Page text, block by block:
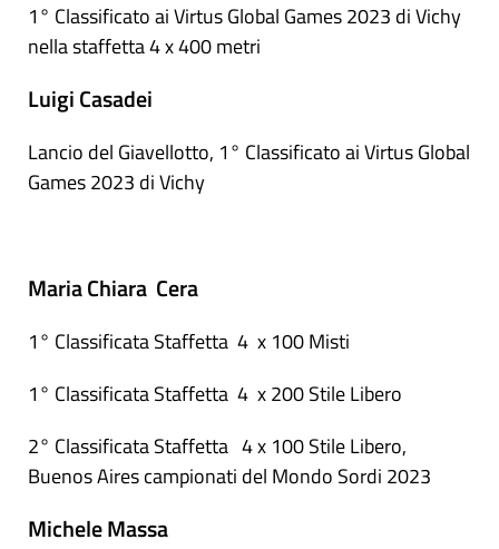
1° Classificato ai Virtus Global Games 2023 di Vichy
nella staffetta 4 x 400 metri
Luigi Casadei
Lancio del Giavellotto, 1° Classificato ai Virtus Global
Games 2023 di Vichy
Maria Chiara Cera
1° Classificata Staffetta 4 x 100 Misti
1° Classificata Staffetta 4 x 200 Stile Libero
2° Classificata Staffetta 4 x 100 Stile Libero,
Buenos Aires campionati del Mondo Sordi 2023
Michele Massa